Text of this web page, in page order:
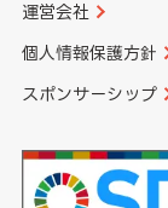
運営会社
個人情報保護方針
スポンサーシップ